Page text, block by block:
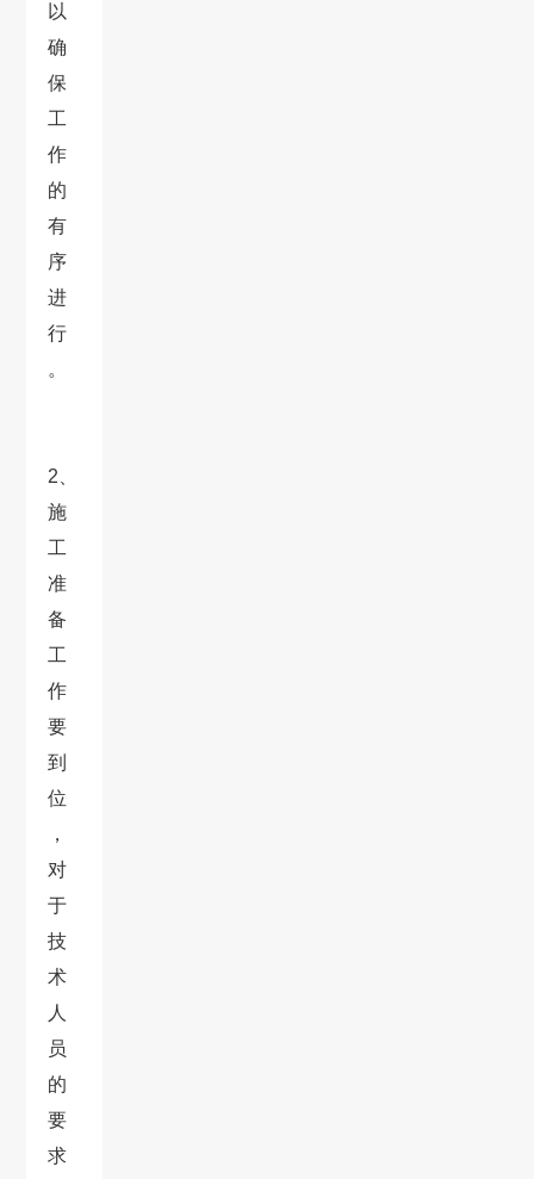
以
确
保
工
作
的
有
序
进
行
。
2、
施
工
准
备
工
作
要
到
位
，
对
于
技
术
人
员
的
要
求